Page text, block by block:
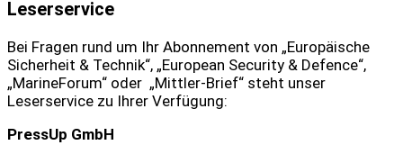
Leserservice
Bei Fragen rund um Ihr Abonnement von „Europäische
Sicherheit & Technik“, „European Security & Defence“,
„MarineForum“ oder „Mittler-Brief“ steht unser
Leserservice zu Ihrer Verfügung:
PressUp GmbH